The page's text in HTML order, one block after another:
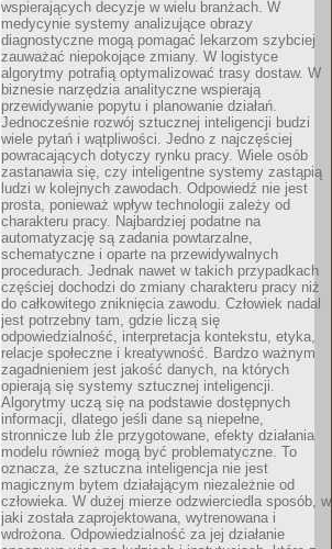
wspierających decyzje w wielu branżach. W
medycynie systemy analizujące obrazy
diagnostyczne mogą pomagać lekarzom szybciej
zauważać niepokojące zmiany. W logistyce
algorytmy potrafią optymalizować trasy dostaw. W
biznesie narzędzia analityczne wspierają
przewidywanie popytu i planowanie działań.
Jednocześnie rozwój sztucznej inteligencji budzi
wiele pytań i wątpliwości. Jedno z najczęściej
powracających dotyczy rynku pracy. Wiele osób
zastanawia się, czy inteligentne systemy zastąpią
ludzi w kolejnych zawodach. Odpowiedź nie jest
prosta, ponieważ wpływ technologii zależy od
charakteru pracy. Najbardziej podatne na
automatyzację są zadania powtarzalne,
schematyczne i oparte na przewidywalnych
procedurach. Jednak nawet w takich przypadkach
częściej dochodzi do zmiany charakteru pracy niż
do całkowitego zniknięcia zawodu. Człowiek nadal
jest potrzebny tam, gdzie liczą się
odpowiedzialność, interpretacja kontekstu, etyka,
relacje społeczne i kreatywność. Bardzo ważnym
zagadnieniem jest jakość danych, na których
opierają się systemy sztucznej inteligencji.
Algorytmy uczą się na podstawie dostępnych
informacji, dlatego jeśli dane są niepełne,
stronnicze lub źle przygotowane, efekty działania
modelu również mogą być problematyczne. To
oznacza, że sztuczna inteligencja nie jest
magicznym bytem działającym niezależnie od
człowieka. W dużej mierze odzwierciedla sposób, w
jaki została zaprojektowana, wytrenowana i
wdrożona. Odpowiedzialność za jej działanie